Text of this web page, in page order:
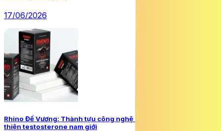
17/06/2026
Rhino Đế Vương: Thành tựu công nghệ mới trong hỗ trợ cải
thiện testosterone nam giới